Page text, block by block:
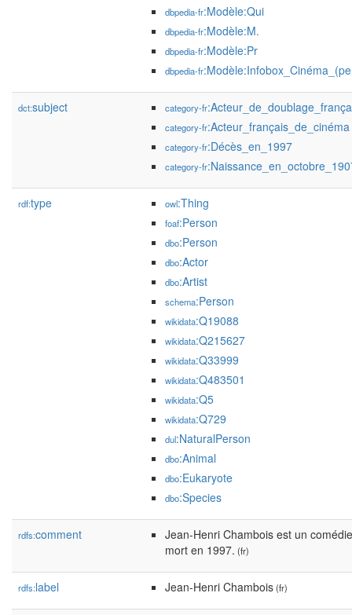
dbpedia-fr:Modèle:Qui
dbpedia-fr:Modèle:M.
dbpedia-fr:Modèle:Pr
dbpedia-fr
dct:subject category-fr
category-fr:Acteur_français_de_cinéma
category-fr:Décès_en_1997
category-fr
rdf:type owl:Thing
foaf:Person
dbo:Person
dbo:Actor
dbo:Artist
schema:Person
wikidata:Q19088
wikidata:Q215627
wikidata:Q33999
wikidata:Q483501
wikidata:Q5
wikidata:Q729
dul:NaturalPerson
dbo:Animal
dbo:Eukaryote
dbo:Species
rdfs:comment
Jean-Henri Chambois est un
mort en 1997. (fr)
rdfs:label Jean-Henri Chambois(fr)